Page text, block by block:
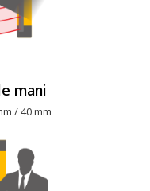
mani
40 mm